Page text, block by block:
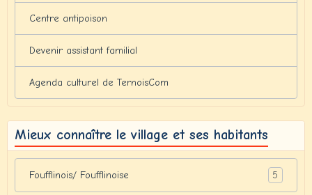
Centre antipoison
Devenir assistant familial
Agenda culturel de TernoisCom
Mieux connaître le village et ses habitants
Foufflinois/ Foufflinoise 5